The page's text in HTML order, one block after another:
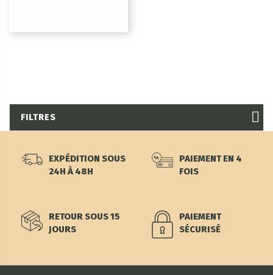
FILTRES
EXPÉDITION SOUS
24H À 48H
PAIEMENT EN 4
FOIS
RETOUR SOUS 15
JOURS
PAIEMENT
SÉCURISÉ